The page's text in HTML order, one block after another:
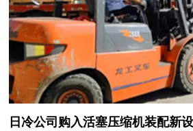
日冷公司购入活塞压缩机装配新